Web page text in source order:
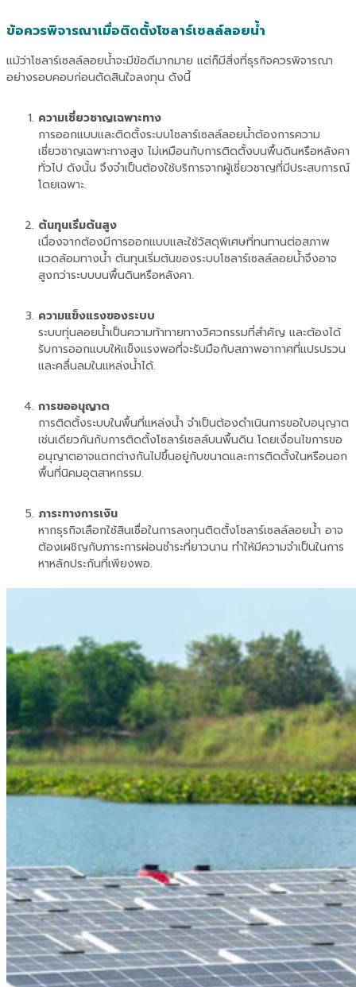
ข้อควรพิจารณาเมื่อติดตั้งโซลาร์เซลล์ลอยน้ำ
แม้ว่าโซลาร์เซลล์ลอยน้ำจะมีข้อดีมากมาย แต่ก็มีสิ่งที่ธุรกิจควรพิจารณา
อย่างรอบคอบก่อนตัดสินใจลงทุน ดังนี้
ความเชี่ยวชาญเฉพาะทาง
การออกแบบและติดตั้งระบบโซลาร์เซลล์ลอยน้ำต้องการความ
เชี่ยวชาญเฉพาะทางสูง ไม่เหมือนกับการติดตั้งบนพื้นดินหรือหลังคา
ทั่วไป ดังนั้น จึงจำเป็นต้องใช้บริการจากผู้เชี่ยวชาญที่มีประสบการณ์
โดยเฉพาะ.
ต้นทุนเริ่มต้นสูง
เนื่องจากต้องมีการออกแบบและใช้วัสดุพิเศษที่ทนทานต่อสภาพ
แวดล้อมทางน้ำ ต้นทุนเริ่มต้นของระบบโซลาร์เซลล์ลอยน้ำจึงอาจ
สูงกว่าระบบบนพื้นดินหรือหลังคา.
ความแข็งแรงของระบบ
ระบบทุ่นลอยน้ำเป็นความท้าทายทางวิศวกรรมที่สำคัญ และต้องได้
รับการออกแบบให้แข็งแรงพอที่จะรับมือกับสภาพอากาศที่แปรปรวน
และคลื่นลมในแหล่งน้ำได้.
การขออนุญาต
การติดตั้งระบบในพื้นที่แหล่งน้ำ จำเป็นต้องดำเนินการขอใบอนุญาต
เช่นเดียวกันกับการติดตั้งโซลาร์เซลล์บนพื้นดิน โดยเงื่อนไขการขอ
อนุญาตอาจแตกต่างกันไปขึ้นอยู่กับขนาดและการติดตั้งในหรือนอก
พื้นที่นิคมอุตสาหกรรม.
ภาระทางการเงิน
หากธุรกิจเลือกใช้สินเชื่อในการลงทุนติดตั้งโซลาร์เซลล์ลอยน้ำ อาจ
ต้องเผชิญกับภาระการผ่อนชำระที่ยาวนาน ทำให้มีความจำเป็นในการ
หาหลักประกันที่เพียงพอ.